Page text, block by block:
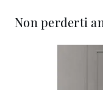
Non perderti